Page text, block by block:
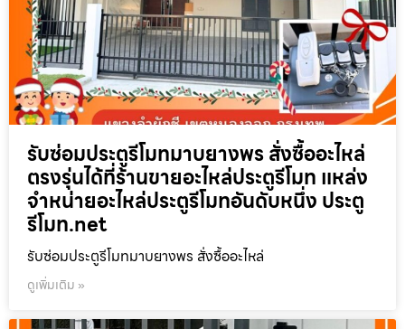
รับซ่อมประตูรีโมทมาบยางพร สั่งซื้ออะไหล่
ตรงรุ่นได้ที่ร้านขายอะไหล่ประตูรีโมท แหล่ง
จำหน่ายอะไหล่ประตูรีโมทอันดับหนึ่ง ประตู
รีโมท.net
รับซ่อมประตูรีโมทมาบยางพร สั่งซื้ออะไหล่
ดูเพิ่มเติม »